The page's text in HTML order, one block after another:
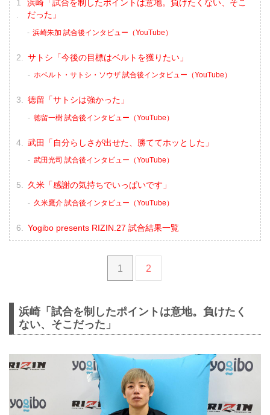
浜崎「試合を制したポイントは意地。負けたくない、そこ
だった」
浜崎朱加 試合後インタビュー（YouTube）
サトシ「今後の目標はベルトを獲りたい」
ホベルト・サトシ・ソウザ 試合後インタビュー（YouTube）
徳留「サトシは強かった」
徳留一樹 試合後インタビュー（YouTube）
武田「自分らしさが出せた、勝ててホッとした」
武田光司 試合後インタビュー（YouTube）
久米「感謝の気持ちでいっぱいです」
久米鷹介 試合後インタビュー（YouTube）
Yogibo presents RIZIN.27 試合結果一覧
1 2
浜崎「試合を制したポイントは意地。負けたく
ない、そこだった」